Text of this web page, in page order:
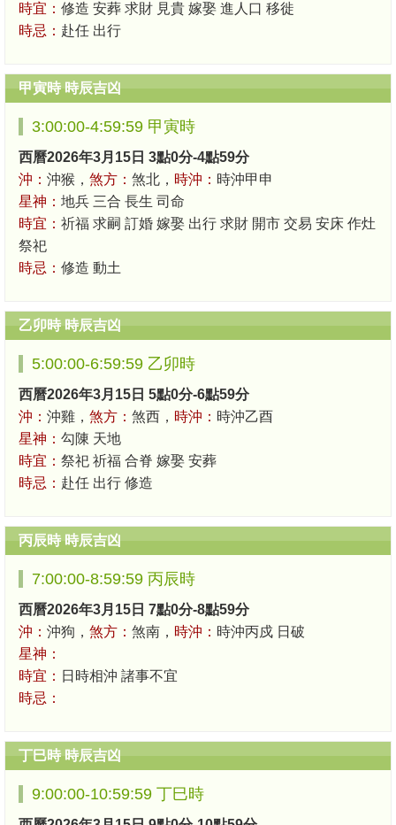
時宜： 修造 安葬 求財 見貴 嫁娶 進人口 移徙
時忌： 赴任 出行
甲寅時 時辰吉凶
3:00:00-4:59:59 甲寅時
西曆2026年3月15日 3點0分-4點59分
沖： 沖猴， 煞方： 煞北， 時沖： 時沖甲申
星神： 地兵 三合 長生 司命
時宜： 祈福 求嗣 訂婚 嫁娶 出行 求財 開市 交易 安床 作灶
祭祀
時忌： 修造 動土
乙卯時 時辰吉凶
5:00:00-6:59:59 乙卯時
西曆2026年3月15日 5點0分-6點59分
沖： 沖雞， 煞方： 煞西， 時沖： 時沖乙酉
星神： 勾陳 天地
時宜： 祭祀 祈福 合脊 嫁娶 安葬
時忌： 赴任 出行 修造
丙辰時 時辰吉凶
7:00:00-8:59:59 丙辰時
西曆2026年3月15日 7點0分-8點59分
沖： 沖狗， 煞方： 煞南， 時沖： 時沖丙戍 日破
星神：
時宜： 日時相沖 諸事不宜
時忌：
丁巳時 時辰吉凶
9:00:00-10:59:59 丁巳時